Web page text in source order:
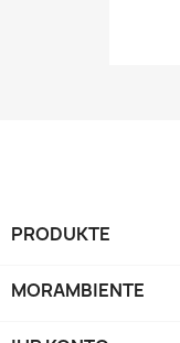
PRODUKTE
MORAMBIENTE